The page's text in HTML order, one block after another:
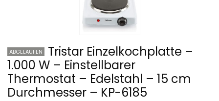
ABGELAUFEN
Tristar Einzelkochplatte –
1.000 W – Einstellbarer
Thermostat – Edelstahl – 15 cm
Durchmesser – KP-6185